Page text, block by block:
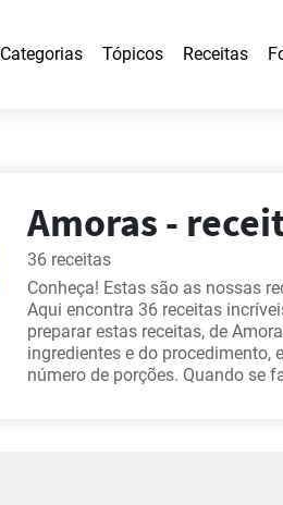
Categorias Tópicos Receitas
Amoras -
36 receitas
Conheça! Estas são as nossas
Aqui encontra 36 receitas
preparar estas receitas, de
ingredientes e do procedimento,
número de porções. Quando se